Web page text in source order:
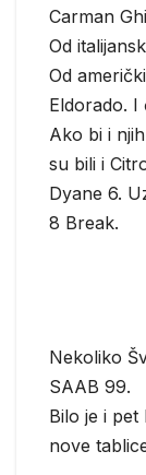
Carman
Od
Od
Eldorado. I
Ako bi i
su bili i
Dyane 6.
8 Break.
Nekoliko
SAAB 99.
Bilo je i pet
nove